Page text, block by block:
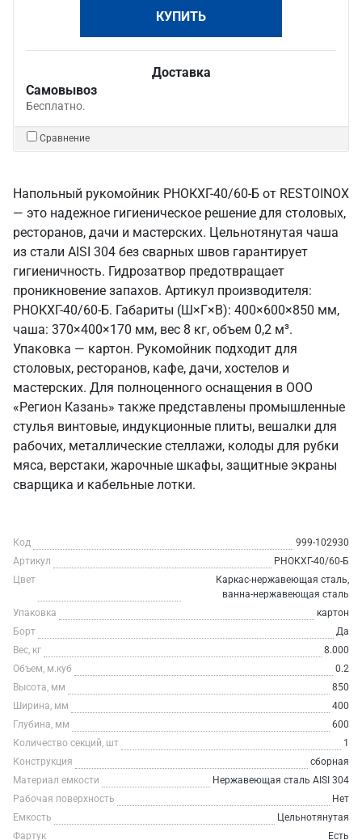
КУПИТЬ
Доставка
Самовывоз
Бесплатно.
Сравнение
Напольный рукомойник РНОКХГ-40/60-Б от RESTOINOX
— это надежное гигиеническое решение для столовых,
ресторанов, дачи и мастерских. Цельнотянутая чаша
из стали AISI 304 без сварных швов гарантирует
гигиеничность. Гидрозатвор предотвращает
проникновение запахов. Артикул производителя:
РНОКХГ-40/60-Б. Габариты (Ш×Г×В): 400×600×850 мм,
чаша: 370×400×170 мм, вес 8 кг, объем 0,2 м³.
Упаковка — картон. Рукомойник подходит для
столовых, ресторанов, кафе, дачи, хостелов и
мастерских. Для полноценного оснащения в ООО
«Регион Казань» также представлены промышленные
стулья винтовые, индукционные плиты, вешалки для
рабочих, металлические стеллажи, колоды для рубки
мяса, верстаки, жарочные шкафы, защитные экраны
сварщика и кабельные лотки.
Код
999-102930
Артикул
РНОКХГ-40/60-Б
Цвет
Каркас-нержавеющая сталь,
ванна-нержавеющая сталь
Упаковка
картон
Борт
Да
Вес, кг
8.000
Объем, м.куб
0.2
Высота, мм
850
Ширина, мм
400
Глубина, мм
600
Количество секций, шт
1
Конструкция
сборная
Материал емкости
Нержавеющая сталь AISI 304
Рабочая поверхность
Нет
Емкость
Цельнотянутая
Фартук
Есть